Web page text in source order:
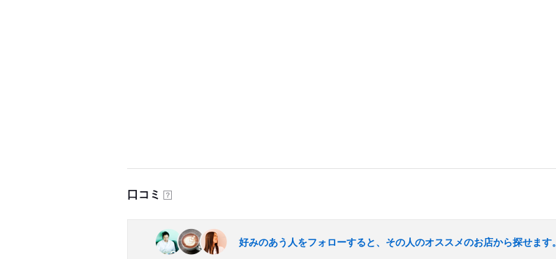
口コミ ？
好みのあう人をフォローすると、その人のオススメのお店から探せます。